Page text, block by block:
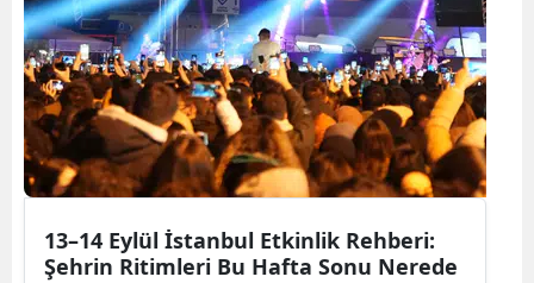
13–14 Eylül İstanbul Etkinlik Rehberi:
Şehrin Ritimleri Bu Hafta Sonu Nerede